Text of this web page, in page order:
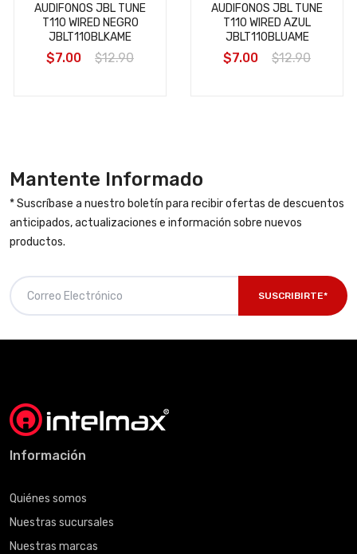
AUDIFONOS JBL TUNE
T110 WIRED NEGRO
JBLT110BLKAME
$7.00 $12.90
AUDIFONOS JBL TUNE
T110 WIRED AZUL
JBLT110BLUAME
$7.00 $12.90
Mantente Informado
* Suscríbase a nuestro boletín para recibir ofertas de descuentos
anticipados, actualizaciones e información sobre nuevos
productos.
SUSCRIBIRTE*
Información
Quiénes somos
Nuestras sucursales
Nuestras marcas